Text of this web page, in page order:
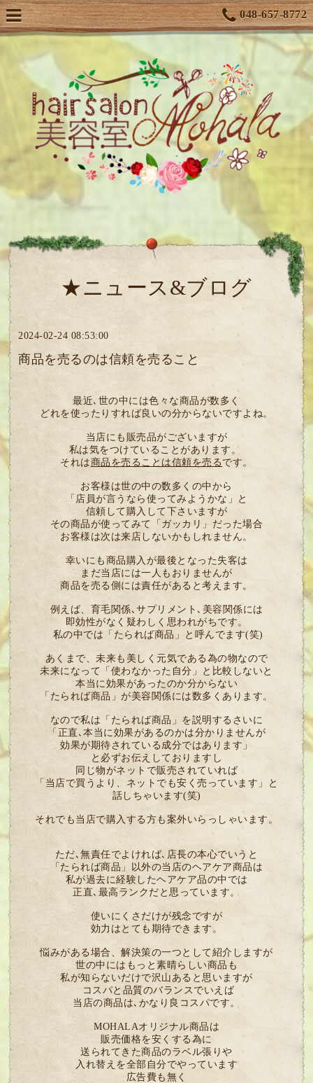
048-657-8772
★ニュース&ブログ
2024-02-24 08:53:00
商品を売るのは信頼を売ること
最近､世の中には色々な商品が数多く
どれを使ったりすれば良いの分からないですよね。
当店にも販売品がございますが
私は気をつけていることがあります。
それは商品を売ることは信頼を売る です。
お客様は世の中の数多くの中から
「店員が言うなら使ってみようかな」と
信頼して購入して下さいますが
その商品が使ってみて「ガッカリ」だった場合
お客様は次は来店しないかもしれません。
幸いにも商品購入が最後となった失客は
まだ当店には一人もおりませんが
商品を売る側には責任があると考えます。
例えば、育毛関係､サプリメント､美容関係には
即効性がなく疑わしく思われがちです。
私の中では「たられば商品」と呼んでます(笑)
あくまで、未来も美しく元気である為の物なので
未来になって「使わなかった自分」と比較しないと
本当に効果があったのか分からない
「たられば商品」が美容関係には数多くあります。
なので私は「たられば商品」を説明するさいに
「正直､本当に効果があるのかは分かりませんが
効果が期待されている成分ではあります」
と必ずお伝えしておりますし
同じ物がネットで販売されていれば
「当店で買うより、ネットでも安く売っています」と
話しちゃいます(笑)
それでも当店で購入する方も案外いらっしゃいます。
ただ､無責任でよければ､店長の本心でいうと
「たられば商品」以外の当店のヘアケア商品は
私が過去に経験したヘアケア品の中では
正直､最高ランクだと思っています。
使いにくさだけが残念ですが
効力はとても期待できます。
悩みがある場合、解決策の一つとして紹介しますが
世の中にはもっと素晴らしい商品も
私が知らないだけで沢山あると思いますが
コスパと品質のバランスでいえば
当店の商品は､かなり良コスパです。
MOHALAオリジナル商品は
販売価格を安くする為に
送られてきた商品のラベル張りや
入れ替えを全部自分でやっています
広告費も無く